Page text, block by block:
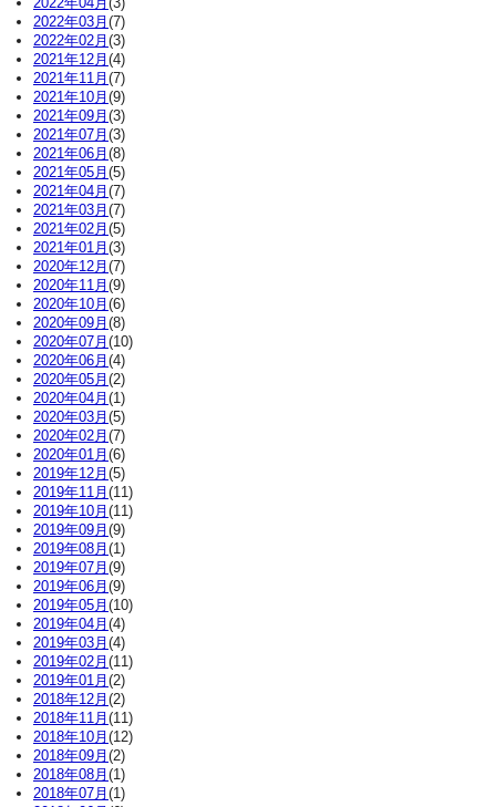
2022年03月 (7)
2022年02月 (3)
2021年12月 (4)
2021年11月 (7)
2021年10月 (9)
2021年09月 (3)
2021年07月 (3)
2021年06月 (8)
2021年05月 (5)
2021年04月 (7)
2021年03月 (7)
2021年02月 (5)
2021年01月 (3)
2020年12月 (7)
2020年11月 (9)
2020年10月 (6)
2020年09月 (8)
2020年07月 (10)
2020年06月 (4)
2020年05月 (2)
2020年04月 (1)
2020年03月 (5)
2020年02月 (7)
2020年01月 (6)
2019年12月 (5)
2019年11月 (11)
2019年10月 (11)
2019年09月 (9)
2019年08月 (1)
2019年07月 (9)
2019年06月 (9)
2019年05月 (10)
2019年04月 (4)
2019年03月 (4)
2019年02月 (11)
2019年01月 (2)
2018年12月 (2)
2018年11月 (11)
2018年10月 (12)
2018年09月 (2)
2018年08月 (1)
2018年07月 (1)